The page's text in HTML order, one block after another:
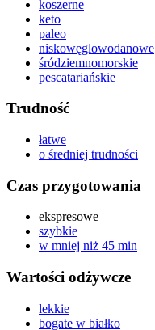
koszerne
keto
paleo
niskowęglowodanowe
śródziemnomorskie
pescatariańskie
Trudność
łatwe
o średniej trudności
Czas przygotowania
ekspresowe
szybkie
w mniej niż 45 min
Wartości odżywcze
lekkie
bogate w białko